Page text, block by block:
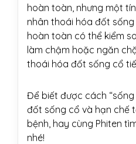
hoàn toàn, nhưng một
nhân thoái hóa đốt
hoàn toàn có thể kiểm
làm chậm hoặc ngăn
thoái hóa đốt sống cổ
Để biết được cách
đốt sống cổ và hạn chế
bệnh, hay cùng Phiten
nhé!